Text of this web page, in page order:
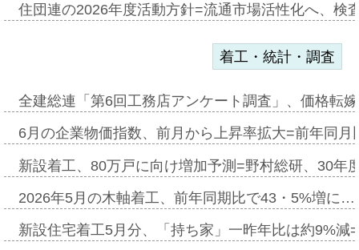
住団連の2026年度活動方針=流通市場活性化へ、検
着工・統計・調査
全建総連「第6回工務店アンケート調査」、価格転
6月の企業物価指数、前月から上昇率拡大=前年同
新設着工、80万戸に向け増加予測=野村総研、30年
2026年5月の木軸着工、前年同期比で43・5%増に…
新設住宅着工5月分、「持ち家」一昨年比は約9%